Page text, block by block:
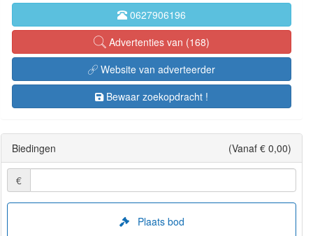
0627906196
Advertenties van (168)
Website van adverteerder
Bewaar zoekopdracht !
Biedingen (Vanaf € 0,00)
€
Plaats bod